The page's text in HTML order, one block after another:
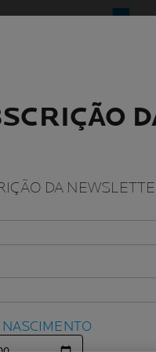
DA
NASCIMENTO
DA
NASCIMENTO